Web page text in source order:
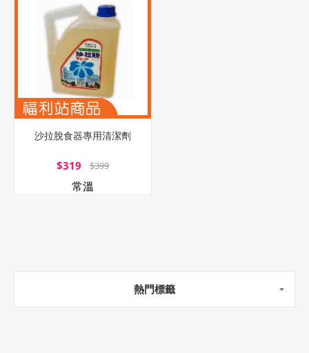
沙拉脫食器專用清潔劑
$319 $399
常溫
熱門標籤